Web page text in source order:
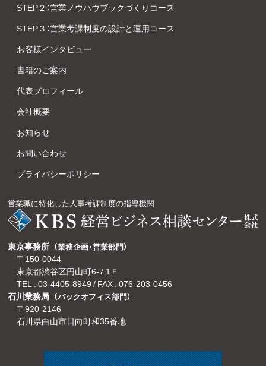
STEP２：営業ノウハウブックづくりコース
STEP３：営業考課制度の設計と運用コース
お客様インタビュー
書籍のご案内
代表プロフィール
会社概要
お知らせ
お問い合わせ
プライバシーポリシー
営業職に特化した人事考課制度の指導機関
東京事務所 （業務企画・営業部門）
〒150-0044
東京都渋谷区円山町6-7 1Ｆ
TEL : 03-4405-8949 / FAX : 076-203-0456
石川業務局 （バックオフィス部門）
〒920-2146
石川県白山市日向町和35番地